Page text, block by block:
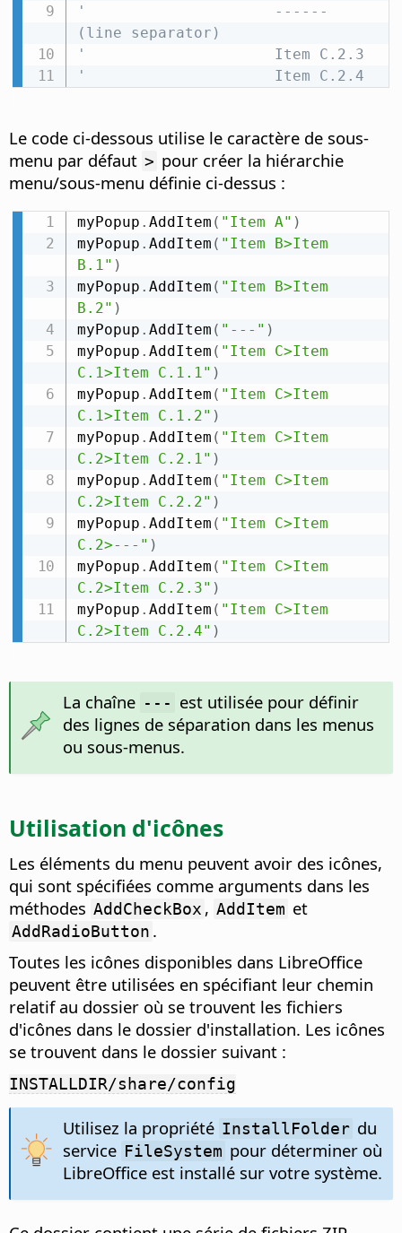
'                     ------
(line separator)
'                     Item C.2.3
'                     Item C.2.4
Le code ci-dessous utilise le caractère de sous-
menu par défaut > pour créer la hiérarchie
menu/sous-menu définie ci-dessus :
myPopup . AddItem ( "Item A" )
myPopup . AddItem ( "Item B>Item
B.1" )
myPopup . AddItem ( "Item B>Item
B.2" )
myPopup . AddItem ( "---" )
myPopup . AddItem ( "Item C>Item
C.1>Item C.1.1" )
myPopup . AddItem ( "Item C>Item
C.1>Item C.1.2" )
myPopup . AddItem ( "Item C>Item
C.2>Item C.2.1" )
myPopup . AddItem ( "Item C>Item
C.2>Item C.2.2" )
myPopup . AddItem ( "Item C>Item
C.2>---" )
myPopup . AddItem ( "Item C>Item
C.2>Item C.2.3" )
myPopup . AddItem ( "Item C>Item
C.2>Item C.2.4" )
La chaîne --- est utilisée pour définir
des lignes de séparation dans les menus
ou sous-menus.
Utilisation d'icônes
Les éléments du menu peuvent avoir des icônes,
qui sont spécifiées comme arguments dans les
méthodes AddCheckBox , AddItem et
AddRadioButton .
Toutes les icônes disponibles dans LibreOffice
peuvent être utilisées en spécifiant leur chemin
relatif au dossier où se trouvent les fichiers
d'icônes dans le dossier d'installation. Les icônes
se trouvent dans le dossier suivant :
INSTALLDIR/share/config
Utilisez la propriété InstallFolder du
service FileSystem pour déterminer où
LibreOffice est installé sur votre système.